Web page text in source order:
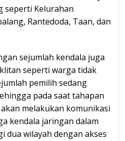
seperti Kelurahan
Rantedoda, Taan, dan
sejumlah kendala juga
seperti warga tidak
pemilih sedang
pada saat tahapan
melakukan komunikasi
kendala jaringan dalam
dua wilayah dengan akses